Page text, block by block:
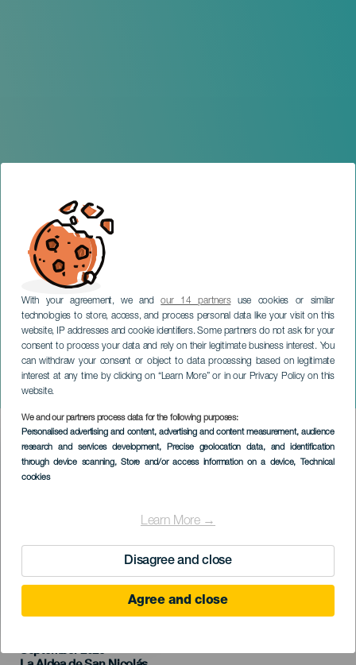
With your agreement, we andour 14 partnersuse cookies or similar
technologies to store, access, and process personal data like your visit on this
website, IP addresses and cookie identifiers. Some partners do not ask for your
consent to process your data and rely on their legitimate business interest. You
can withdraw your consent or object to data processing based on legitimate
interest at any time by clicking on “Learn More” or in our Privacy Policy on this
website.
We and our partners process data for the following purposes:
Personalised advertising and content, advertising and content measurement, audience
research and services development, Precise geolocation data, and identification
through device scanning, Store and/or access information on a device, Technical
cookies
Learn More →
Disagree and close
Agree and close
Bajada de la Rama en La
Aldea
GRAN CANARIA
Imagen
Listado